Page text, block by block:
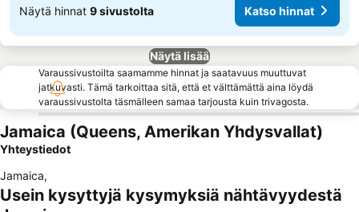
Näytä hinnat 9 sivustolta Katso hinnat
Näytä lisää
Varaussivustoilta saamamme hinnat ja saatavuus muuttuvat
jatkuvasti. Tämä tarkoittaa sitä, että et välttämättä aina löydä
varaussivustolta täsmälleen samaa tarjousta kuin trivagosta.
Jamaica (Queens, Amerikan Yhdysvallat)
Yhteystiedot
Jamaica,
Usein kysyttyjä kysymyksiä nähtävyydestä